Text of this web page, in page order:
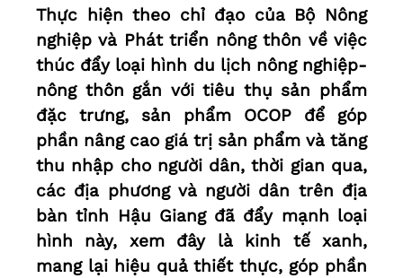
Thực hiện theo chỉ đạo của Bộ Nông
nghiệp và Phát triển nông thôn về việc
thúc đẩy loại hình du lịch nông nghiệp-
nông thôn gắn với tiêu thụ sản phẩm
đặc trưng, sản phẩm OCOP để góp
phần nâng cao giá trị sản phẩm và tăng
thu nhập cho người dân, thời gian qua,
các địa phương và người dân trên địa
bàn tỉnh Hậu Giang đã đẩy mạnh loại
hình này, xem đây là kinh tế xanh,
mang lại hiệu quả thiết thực, góp phần